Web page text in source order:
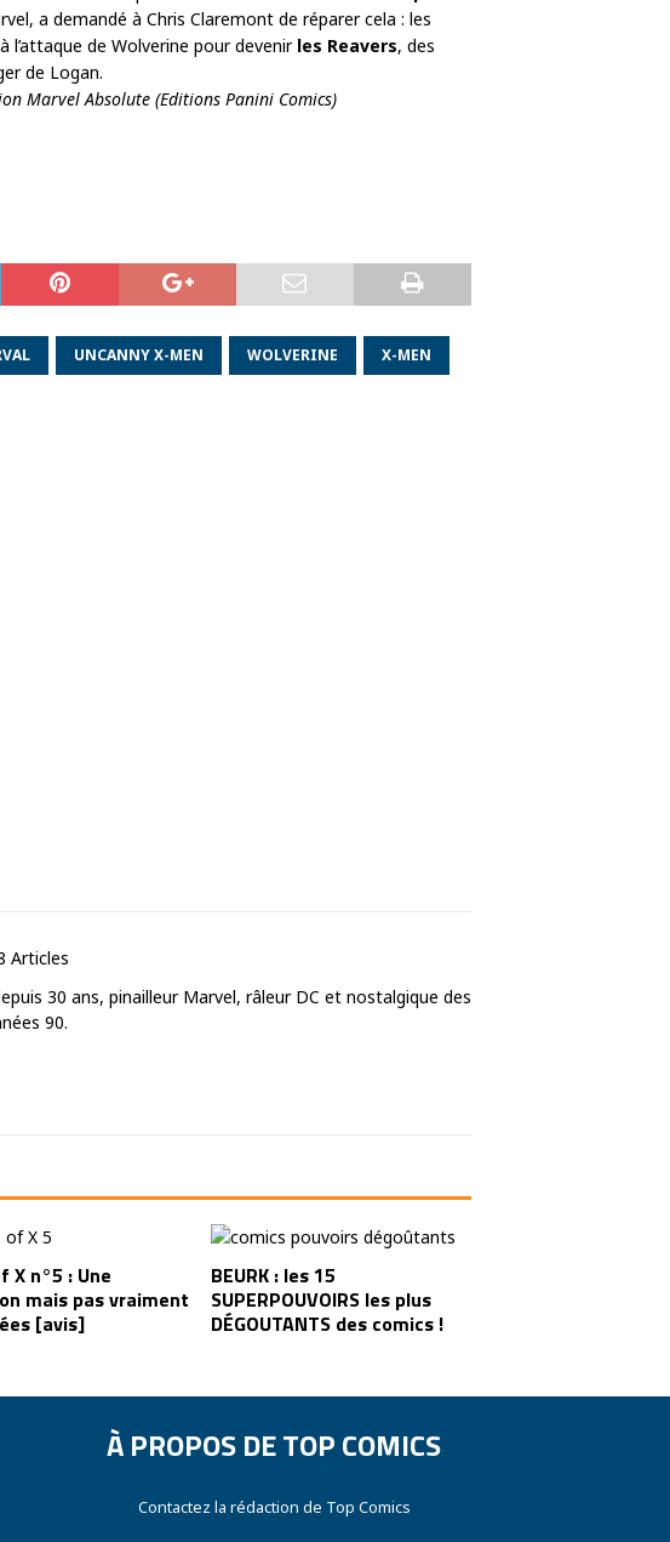
a demandé à Chris Claremont de réparer cela : les
l’attaque de Wolverine pour devenir les Reavers, des
de Logan.
Marvel Absolute (Editions Panini Comics)
UNCANNY X-MEN WOLVERINE X-MEN
Articles
30 ans, pinailleur Marvel, râleur DC et nostalgique des
90.
X n°5 : Une
mais pas vraiment
[avis]
BEURK : les 15
SUPERPOUVOIRS les plus
DÉGOUTANTS des comics !
À PROPOS DE TOP COMICS
Contactez la rédaction de Top Comics